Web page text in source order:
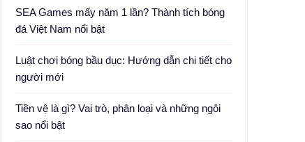
SEA Games mấy năm 1 lần? Thành tích bóng
đá Việt Nam nổi bật
Luật chơi bóng bầu dục: Hướng dẫn chi tiết cho
người mới
Tiền vệ là gì? Vai trò, phân loại và những ngôi
sao nổi bật